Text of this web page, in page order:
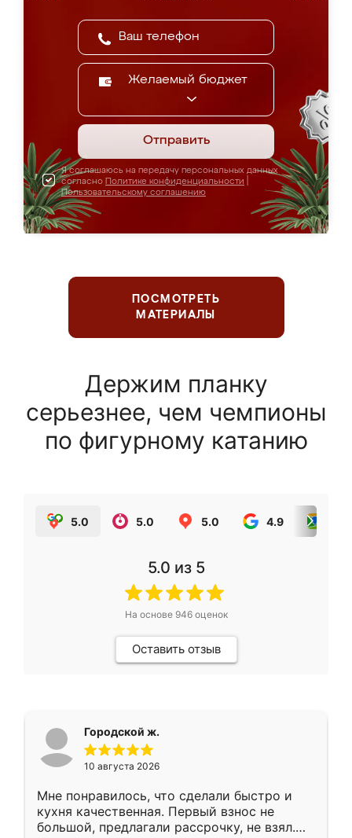
Желаемый бюджет
Отправить
Я соглашаюсь на передачу персональных данных
согласно Политике конфиденциальности
Пользовательскому соглашению
ПОСМОТРЕТЬ
МАТЕРИАЛЫ
Держим планку
серьезнее, чем чемпионы
по фигурному катанию
5.0 5.0 5.0 4.9
5.0 из 5
На основе 946оценок
Оставить отзыв
Городской ж.
10 августа 2026
Мне понравилось, что сделали быстро и
кухня качественная. Первый взнос не
большой, предлагали рассрочку, не взял.